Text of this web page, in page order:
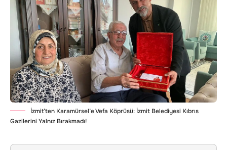
İzmit’ten Karamürsel’e Vefa Köprüsü: İzmit Belediyesi Kıbrıs
Gazilerini Yalnız Bırakmadı!